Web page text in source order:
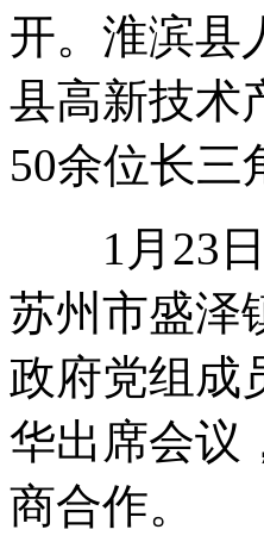
开。淮滨县
县高新技术
50余位长三
1月23日
苏州市盛泽
政府党组成
华出席会议
商合作。